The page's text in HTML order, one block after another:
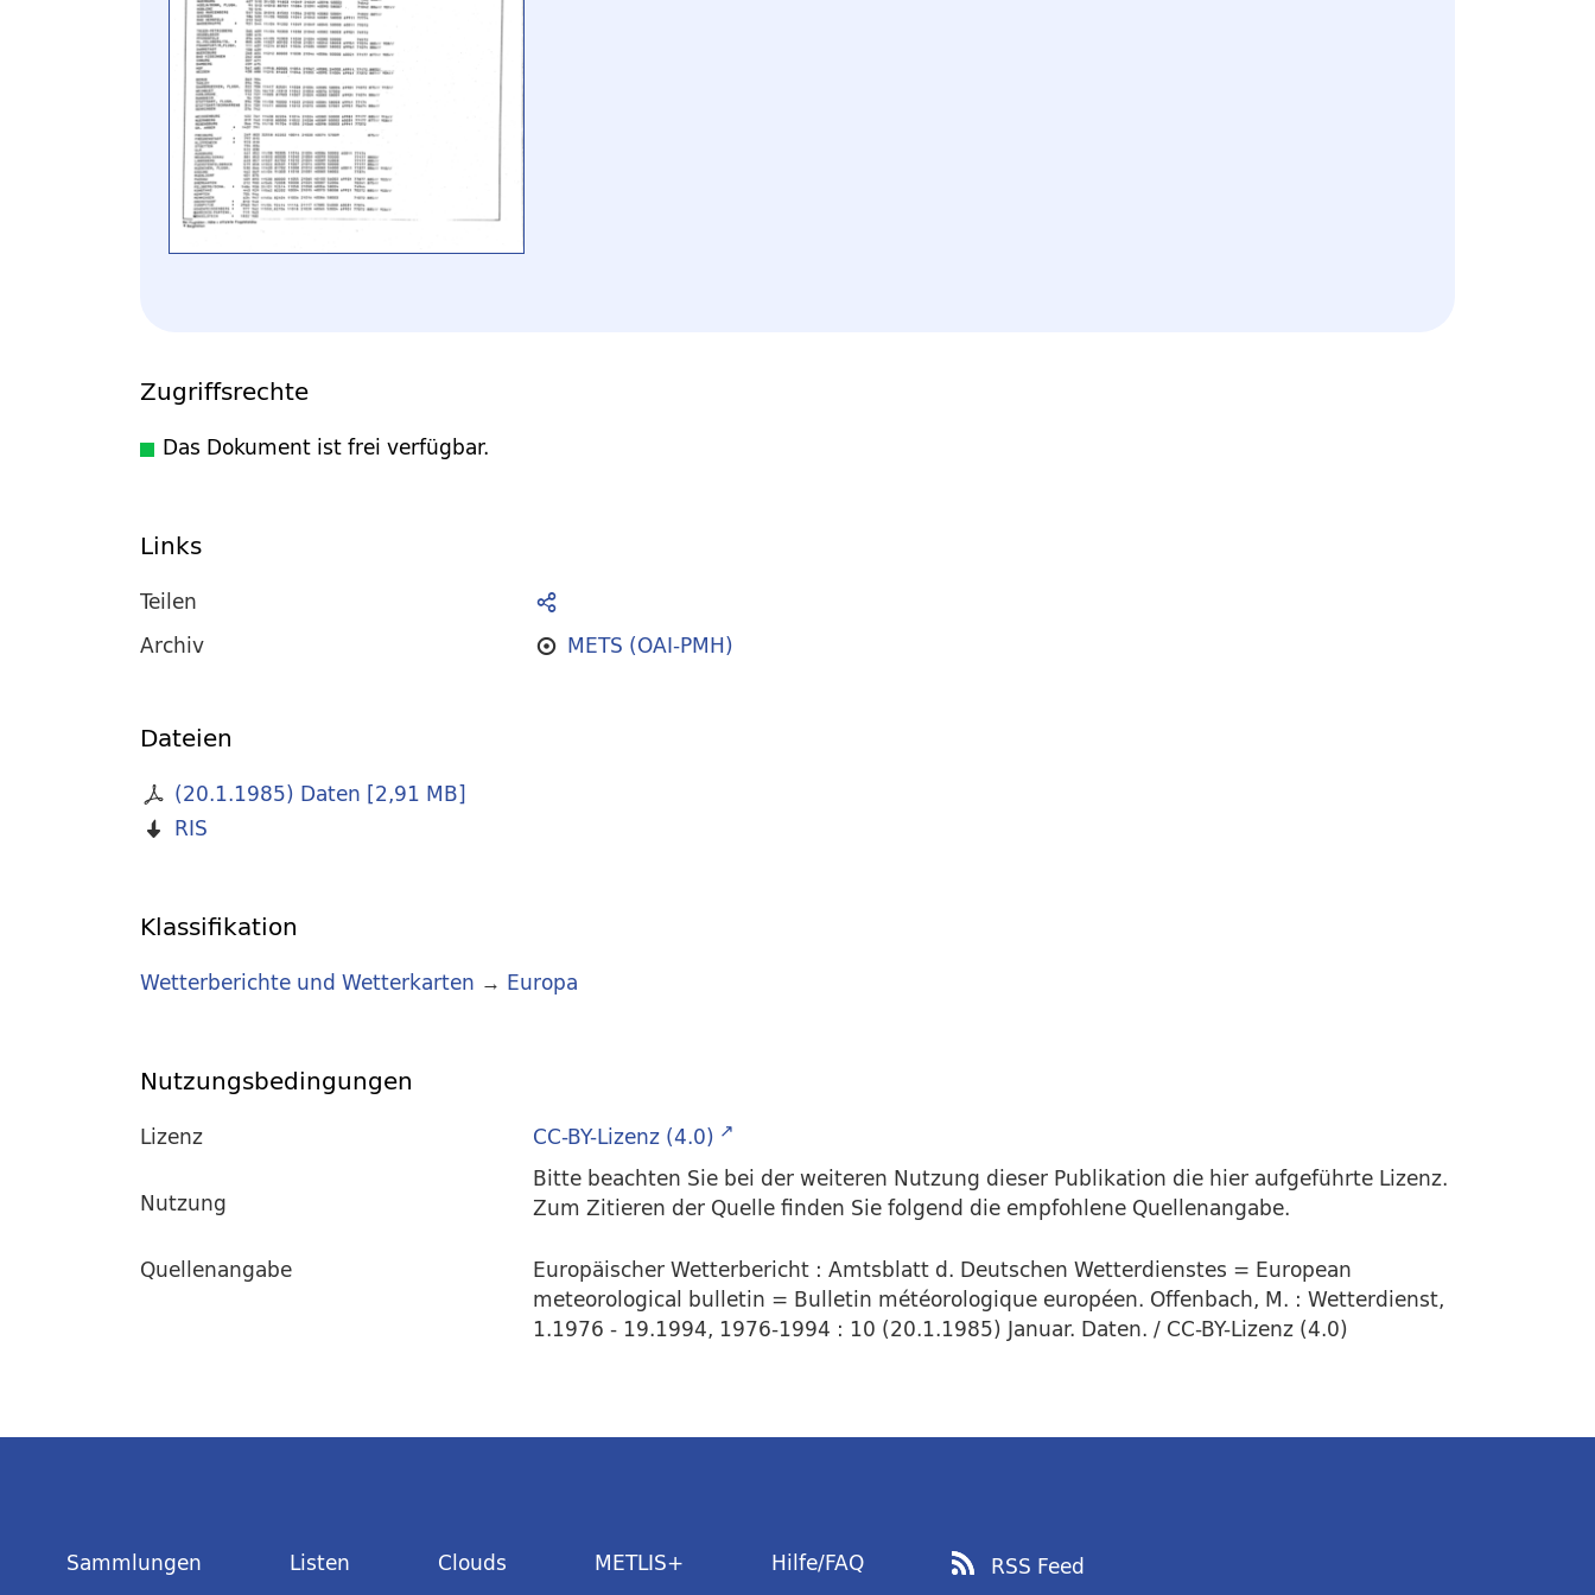
Zugriffsrechte
Das Dokument ist frei verfügbar.
Links
Teilen
Archiv
METS (OAI-PMH)
Dateien
(20.1.1985) Daten [2,91 MB]
RIS
Klassifikation
Wetterberichte und Wetterkarten → Europa
Nutzungsbedingungen
Lizenz
CC-BY-Lizenz (4.0)
Nutzung
Bitte beachten Sie bei der weiteren Nutzung dieser Publikation die hier aufgeführte Lizenz.
Zum Zitieren der Quelle finden Sie folgend die empfohlene Quellenangabe.
Quellenangabe
Europäischer Wetterbericht : Amtsblatt d. Deutschen Wetterdienstes = European
meteorological bulletin = Bulletin météorologique européen. Offenbach, M. : Wetterdienst,
1.1976 - 19.1994, 1976-1994 : 10 (20.1.1985) Januar. Daten. / CC-BY-Lizenz (4.0)
Sammlungen Listen Clouds METLIS+ Hilfe/FAQ RSS Feed